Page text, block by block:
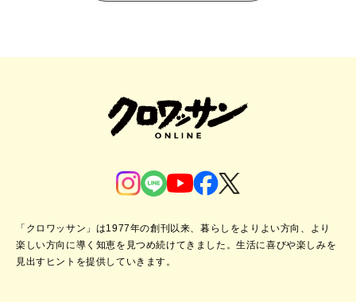
「クロワッサン」は1977年の創刊以来、暮らしをよりよい方向、より
楽しい方向に導く知恵を見つめ続けてきました。生活に喜びや楽しみを
見出すヒントを提供していきます。